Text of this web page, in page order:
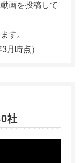
画を投稿して
す。
月時点）
社